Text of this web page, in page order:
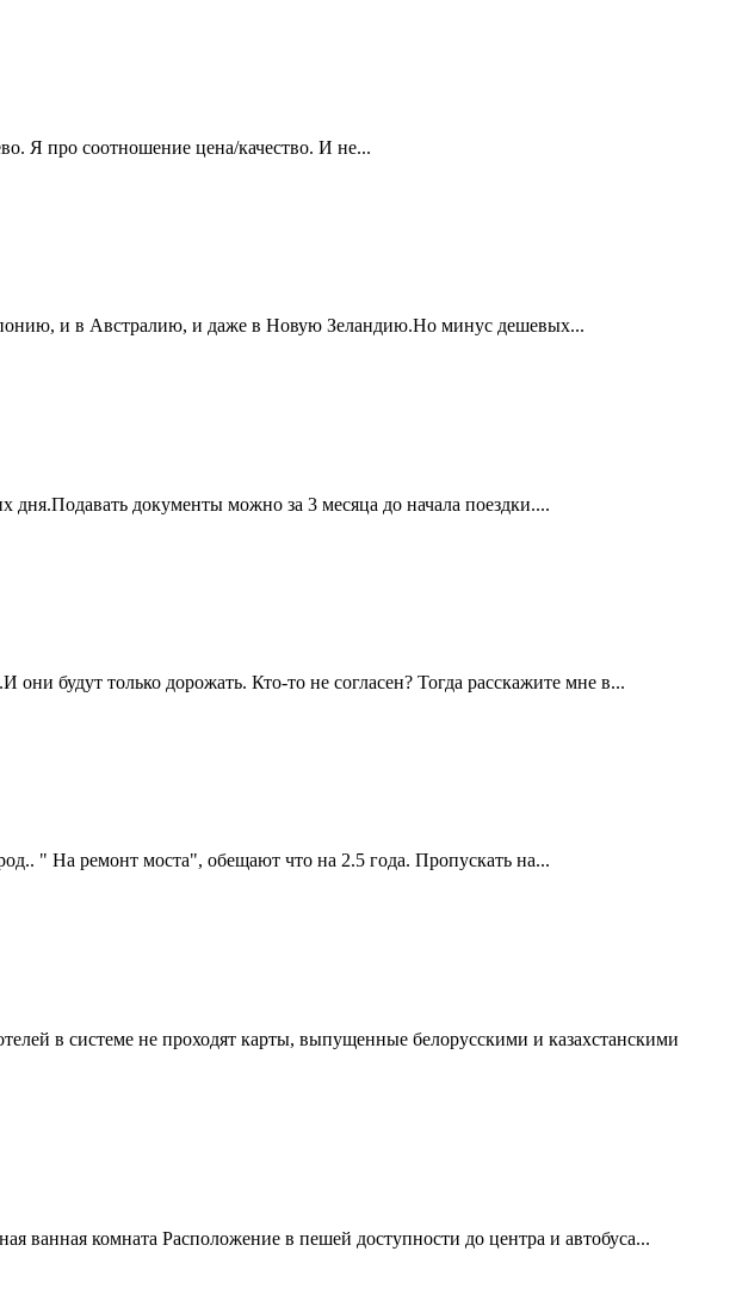
Я про соотношение цена/качество. И не...
и в Австралию, и даже в Новую Зеландию.Но минус дешевых...
документы можно за 3 месяца до начала поездки....
будут только дорожать. Кто-то не согласен? Тогда расскажите мне в...
" На ремонт моста", обещают что на 2.5 года. Пропускать на...
в системе не проходят карты, выпущенные белорусскими и казахстанскими
ванная комната Расположение в пешей доступности до центра и автобуса...